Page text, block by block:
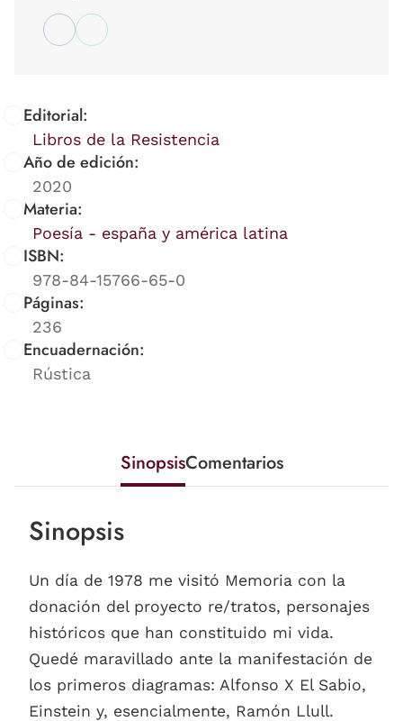
Editorial:
Libros de la Resistencia
Año de edición:
2020
Materia:
Poesía - españa y américa latina
ISBN:
978-84-15766-65-0
Páginas:
236
Encuadernación:
Rústica
SinopsisComentarios
Sinopsis
Un día de 1978 me visitó Memoria con la
donación del proyecto re/tratos, personajes
históricos que han constituido mi vida.
Quedé maravillado ante la manifestación de
los primeros diagramas: Alfonso X El Sabio,
Einstein y, esencialmente, Ramón Llull.